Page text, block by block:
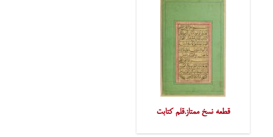
قطعه نسخ ممتاز.قلم کتابت